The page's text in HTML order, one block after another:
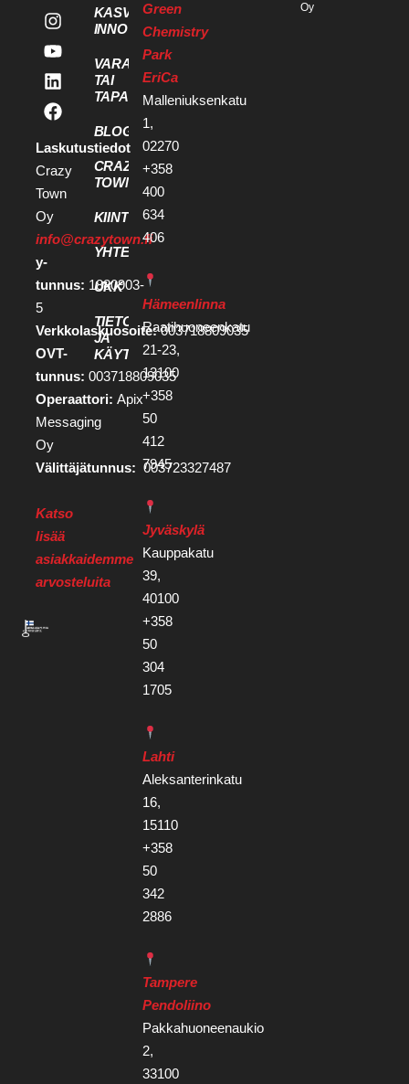
Laskutustiedot
Crazy
Town
Oy
info@crazytown.fi
y-
tunnus: 1880903-
5
Verkkolaskuosoite:003718809035
OVT-
tunnus: 003718809035
Operaattori: Apix
Messaging
Oy
Välittäjätunnus: 003723327487
Katso
lisää
asiakkaidemme
arvosteluita
KASVU- JA
INNOVAATIOPALVELUT
VARAA KOKOUS
TAI
TAPAHTUMATILA
BLOGI
CRAZY
TOWN
KIINTEISTÖKEHITTÄJILLE
YHTEYSTIEDOT
UKK
TIETOSUOJA
JA
KÄYTTÖEHDOT
Green
Chemistry
Park
EriCa
Malleniuksenkatu
1,
02270
+358
400
634
406
Hämeenlinna
Raatihuoneenkatu
21-23,
13100
+358
50
412
7945
Jyväskylä
Kauppakatu
39,
40100
+358
50
304
1705
Lahti
Aleksanterinkatu
16,
15110
+358
50
342
2886
Tampere
Pendoliino
Pakkahuoneenaukio
2,
33100
Oy